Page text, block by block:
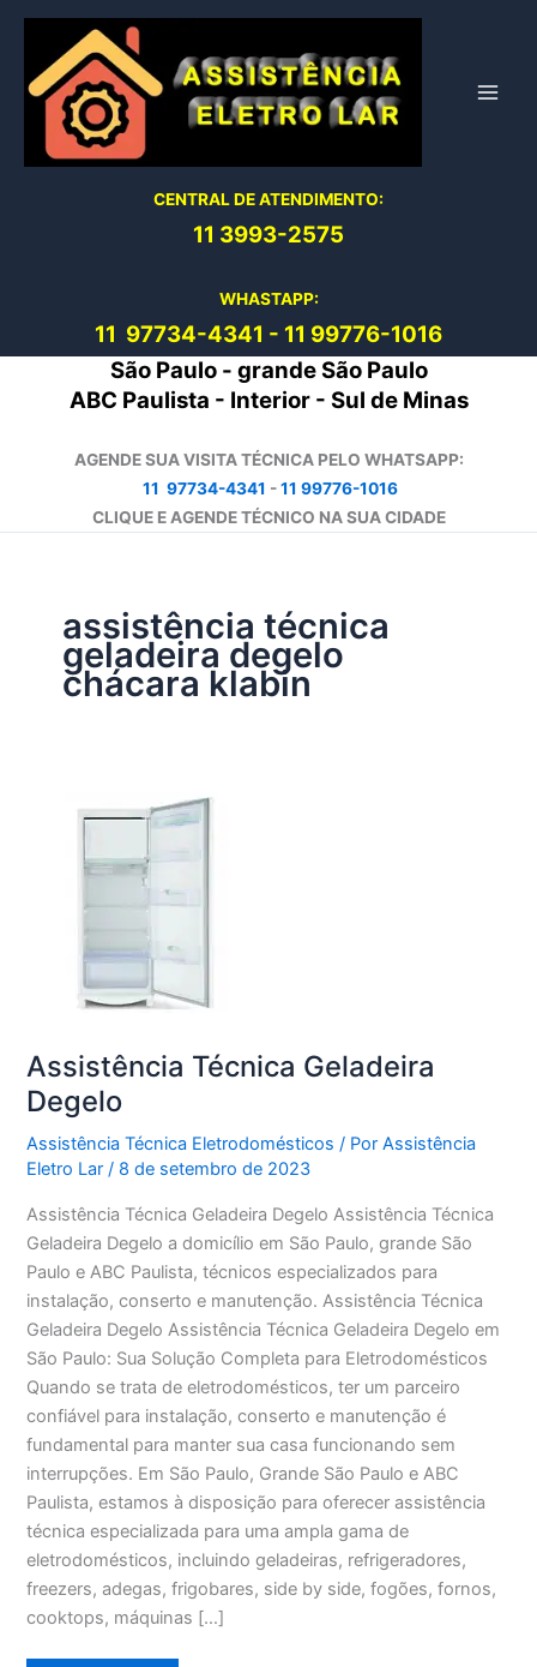
conteúdo
CENTRAL DE ATENDIMENTO:
11 3993-2575
WHASTAPP:
11 97734-4341 - 11 99776-1016
São Paulo - grande São Paulo
ABC Paulista - Interior - Sul de Minas
AGENDE SUA VISITA TÉCNICA PELO WHATSAPP:
11 97734-4341 -11 99776-1016
CLIQUE E AGENDE TÉCNICO NA SUA CIDADE
assistência técnica
geladeira degelo
chácara klabin
Assistência Técnica Geladeira
Degelo
Assistência Técnica Eletrodomésticos / PorAssistência
Eletro Lar/ 8 de setembro de 2023
Assistência Técnica Geladeira Degelo Assistência Técnica
Geladeira Degelo a domicílio em São Paulo, grande São
Paulo e ABC Paulista, técnicos especializados para
instalação, conserto e manutenção. Assistência Técnica
Geladeira Degelo Assistência Técnica Geladeira Degelo em
São Paulo: Sua Solução Completa para Eletrodomésticos
Quando se trata de eletrodomésticos, ter um parceiro
confiável para instalação, conserto e manutenção é
fundamental para manter sua casa funcionando sem
interrupções. Em São Paulo, Grande São Paulo e ABC
Paulista, estamos à disposição para oferecer assistência
técnica especializada para uma ampla gama de
eletrodomésticos, incluindo geladeiras, refrigeradores,
freezers, adegas, frigobares, side by side, fogões, fornos,
cooktops, máquinas […]